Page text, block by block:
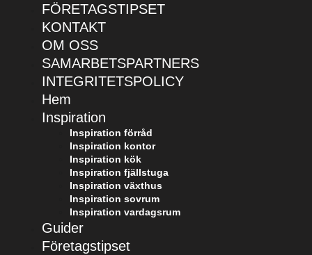
FÖRETAGSTIPSET
KONTAKT
OM OSS
SAMARBETSPARTNERS
INTEGRITETSPOLICY
Hem
Inspiration
Inspiration förråd
Inspiration kontor
Inspiration kök
Inspiration fjällstuga
Inspiration växthus
Inspiration sovrum
Inspiration vardagsrum
Guider
Företagstipset